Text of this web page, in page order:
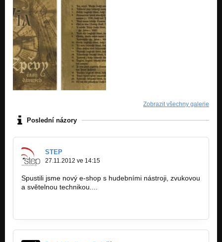
Zobrazit všechny galerie
Poslední názory
STEP
27.11.2012 ve 14:15
Spustili jsme nový e-shop s hudebními nástroji, zvukovou
a světelnou technikou....